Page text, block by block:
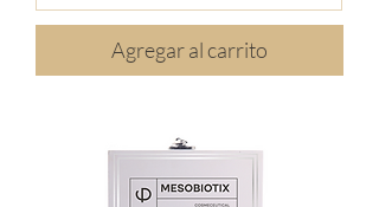
Agregar al carrito